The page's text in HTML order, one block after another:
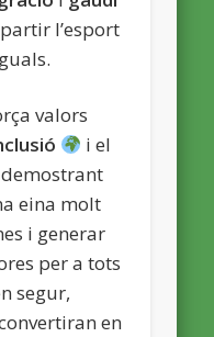
l’esport
valors
i el
demostrant
eina molt
i generar
per a tots
segur,
en